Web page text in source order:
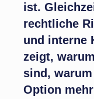
ist.
rechtliche
und interne
zeigt,
sind,
Option